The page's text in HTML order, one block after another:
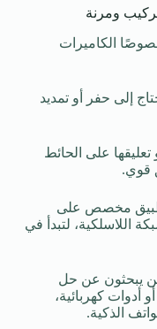
ومرنة
خصوصًا الكاميرات
إلى حفر أو تمديد
على الحائط
قوي.
تطبيق مخصص على
اللاسلكية، لتبدأ في
يبحثون عن حل
أدوات كهربائية،
الذكية.